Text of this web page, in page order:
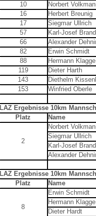
10
Norbert
16
Herbert Breunig
17
Siegmar Ullrich
57
Karl-Josef Brand
66
Alexander
82
Erwin Schmidt
88
Hermann Klagge
119
Dieter Harth
143
Diethelm
153
Winfried Oberle
LAZ Ergebnisse 10km
Platz
Name
2
Norbert
Siegmar Ullrich
Karl-Josef Brand
Alexander
LAZ Ergebnisse 10km
Platz
Name
8
Erwin Schmidt
Hermann Klagge
Dieter Hardt